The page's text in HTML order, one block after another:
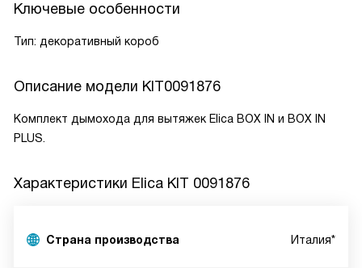
Ключевые особенности
Тип: декоративный короб
Описание модели KIT0091876
Комплект дымохода для вытяжек Elica BOX IN и BOX IN
PLUS.
Характеристики Elica KIT 0091876
Страна производства Италия*